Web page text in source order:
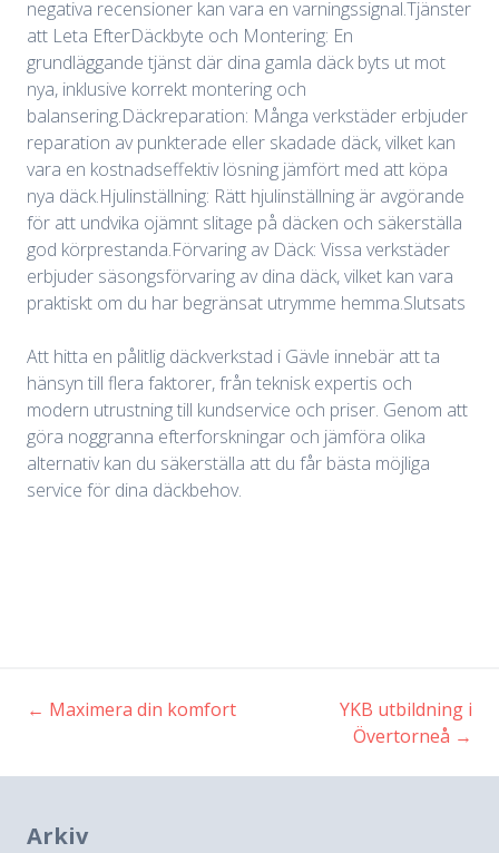
negativa recensioner kan vara en varningssignal.Tjänster
att Leta EfterDäckbyte och Montering: En
grundläggande tjänst där dina gamla däck byts ut mot
nya, inklusive korrekt montering och
balansering.Däckreparation: Många verkstäder erbjuder
reparation av punkterade eller skadade däck, vilket kan
vara en kostnadseffektiv lösning jämfört med att köpa
nya däck.Hjulinställning: Rätt hjulinställning är avgörande
för att undvika ojämnt slitage på däcken och säkerställa
god körprestanda.Förvaring av Däck: Vissa verkstäder
erbjuder säsongsförvaring av dina däck, vilket kan vara
praktiskt om du har begränsat utrymme hemma.Slutsats
Att hitta en pålitlig däckverkstad i Gävle innebär att ta
hänsyn till flera faktorer, från teknisk expertis och
modern utrustning till kundservice och priser. Genom att
göra noggranna efterforskningar och jämföra olika
alternativ kan du säkerställa att du får bästa möjliga
service för dina däckbehov.
Inläggsnavigering
← Maximera din komfort
YKB utbildning i
Övertorneå →
Arkiv